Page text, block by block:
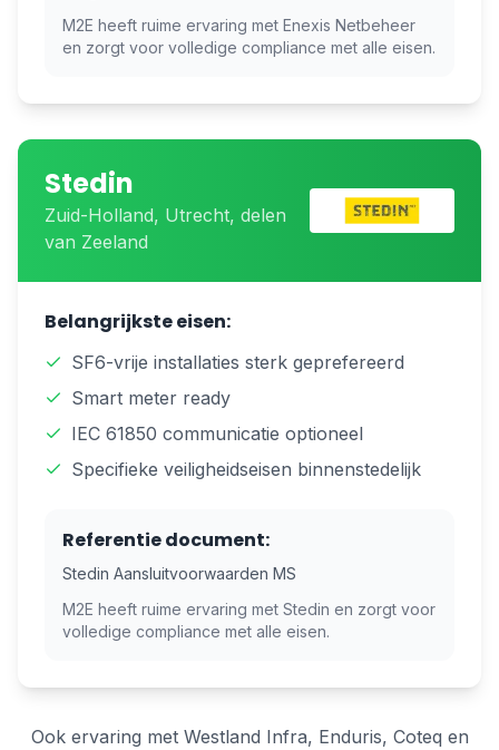
M2E heeft ruime ervaring met Enexis Netbeheer
en zorgt voor volledige compliance met alle eisen.
Stedin
Zuid-Holland, Utrecht, delen
van Zeeland
Belangrijkste eisen:
SF6-vrije installaties sterk geprefereerd
Smart meter ready
IEC 61850 communicatie optioneel
Specifieke veiligheidseisen binnenstedelijk
Referentie document:
Stedin Aansluitvoorwaarden MS
M2E heeft ruime ervaring met Stedin en zorgt voor
volledige compliance met alle eisen.
Ook ervaring met Westland Infra, Enduris, Coteq en